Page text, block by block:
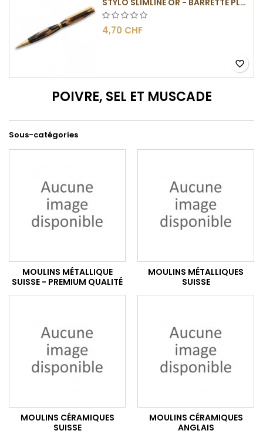
4,70 CHF
favorite_border
POIVRE, SEL ET MUSCADE
Sous-catégories
MOULINS MÉTALLIQUE
SUISSE - PREMIUM QUALITÉ
MOULINS MÉTALLIQUES
SUISSE
MOULINS CÉRAMIQUES
SUISSE
MOULINS CÉRAMIQUES
ANGLAIS